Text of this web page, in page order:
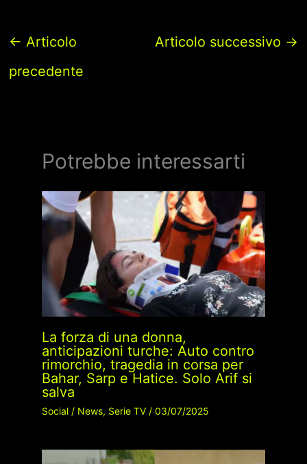
← Articolo
precedente
Articolo successivo →
Potrebbe interessarti
La forza di una donna,
anticipazioni turche: Auto contro
rimorchio, tragedia in corsa per
Bahar, Sarp e Hatice. Solo Arif si
salva
Social/ News, Serie TV/ 03/07/2025